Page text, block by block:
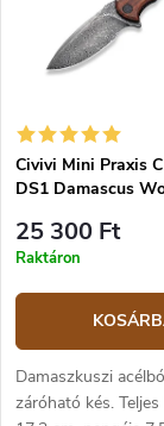
e
z
é
s
e
ABC szerint
s
t
á
j
Civivi Mini Praxis
DS1 Damascus
25 300 Ft
Raktáron
Damaszkuszi
záróható kés.